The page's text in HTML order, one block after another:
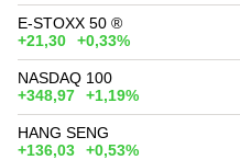
E-STOXX 50 ®
+21,30
+0,33%
NASDAQ 100
+348,97
+1,19%
HANG SENG
+136,03
+0,53%